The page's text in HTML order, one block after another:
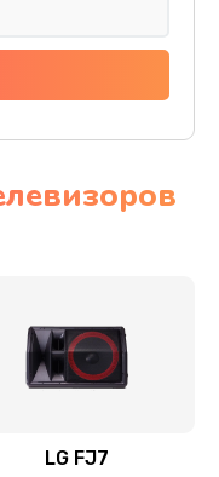
индикаторов,
LG FJ7